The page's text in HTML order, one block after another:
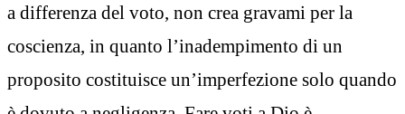
a differenza del voto, non crea gravami per la
coscienza, in quanto l’inadempimento di un
proposito costituisce un’imperfezione solo quando